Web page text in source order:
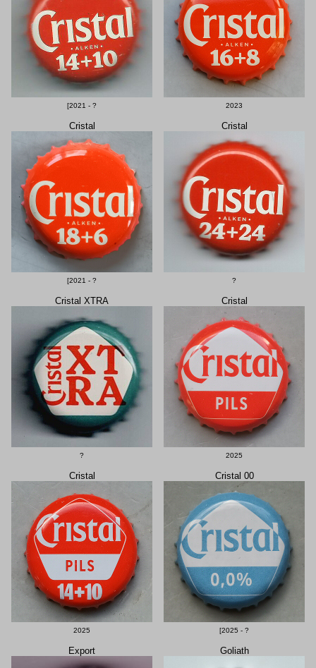
[2021 - ? 2023
Cristal
[2021 - ?
Cristal
?
Cristal XTRA
?
Cristal
2025
Cristal
2025
Cristal 00
[2025 - ?
Export Goliath